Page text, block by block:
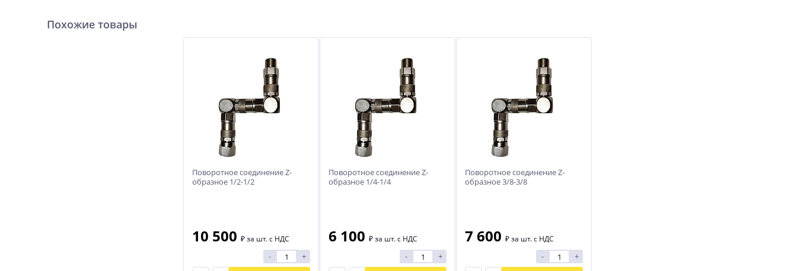
Похожие товары
Поворотное соединение Z-
образное 3/8-3/8
7 600 ₽за шт. с НДС
- +
Поворотное соединение Z-
образное 1/4-1/4
6 100 ₽за шт. с НДС
- +
Поворотное соединение Z-
образное 1/2-1/2
10 500 ₽за шт. с НДС
- +